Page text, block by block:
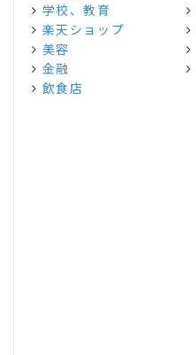
学校、教育
楽天ショップ
美容
金融
飲食店